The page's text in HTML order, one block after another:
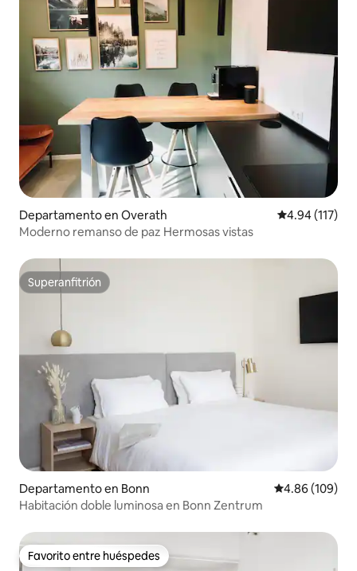
Departamento en Overath Calificación
4.94 (117)
Moderno remanso de paz Hermosas vistas
Superanfitrión
Superanfitrión
Departamento en Bonn Calificación
4.86 (109)
Habitación doble luminosa en Bonn Zentrum
Favorito entre huéspedes
Favorito entre huéspedes